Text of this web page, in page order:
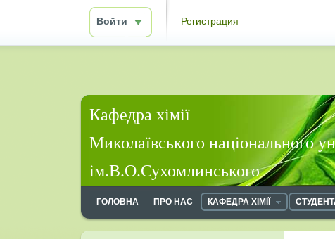
Войти Регистрация
Кафедра хімії
Миколаївського національного
ім.В.О.Сухомлинського
ГОЛОВНА ПРО НАС КАФЕДРА ХІМІЇ